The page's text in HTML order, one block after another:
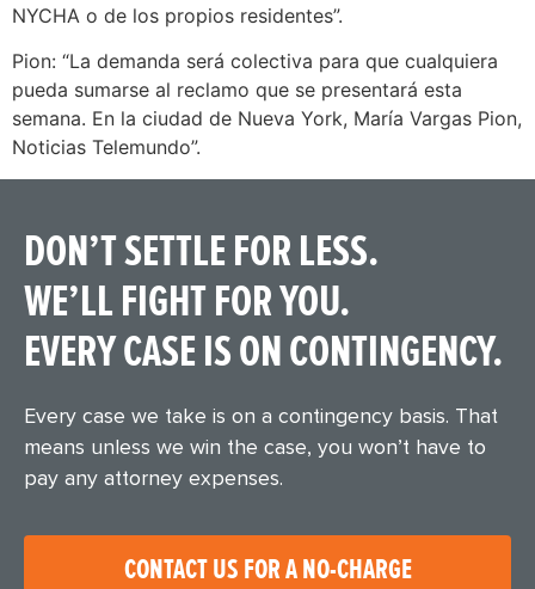
NYCHA o de los propios residentes”.
Pion: “La demanda será colectiva para que cualquiera
pueda sumarse al reclamo que se presentará esta
semana. En la ciudad de Nueva York, María Vargas Pion,
Noticias Telemundo”.
DON’T SETTLE FOR LESS.
WE’LL FIGHT FOR YOU.
EVERY CASE IS ON CONTINGENCY.
Every case we take is on a contingency basis. That
means unless we win the case, you won’t have to
pay any attorney expenses.
CONTACT US FOR A NO-CHARGE